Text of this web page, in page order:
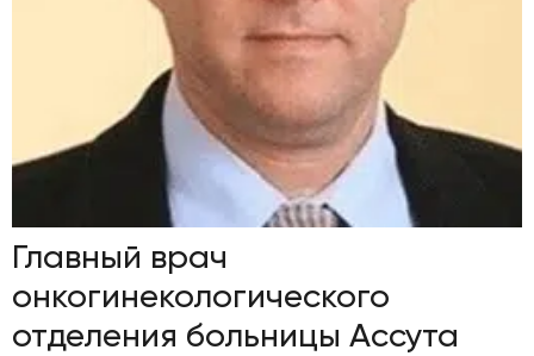
Главный врач
онкогинекологического
отделения больницы Ассута